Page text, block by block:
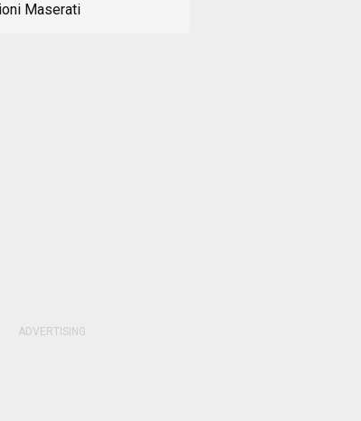
Maserati